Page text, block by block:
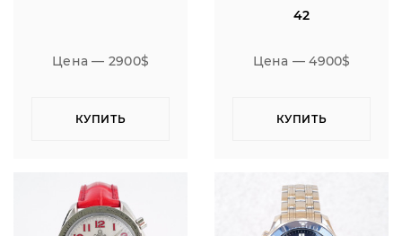
Цена — 2900$
КУПИТЬ
42
Цена — 4900$
КУПИТЬ